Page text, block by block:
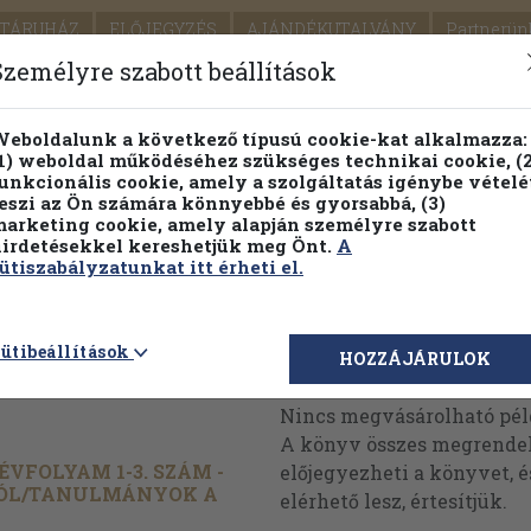
ELŐJEGYZÉS AJÁNDÉKUTALVÁNY
SEGÍTSÉG
PILLANATNYI ÁRAINK FENNTARTHATÓ
Részletes kereső Témaköri fa
1-3. SZÁM -
TANULMÁNYOK A
Megvásárolható
Nincs megvásárolható
A könyv összes
előjegyezheti a könyvet,
elérhető lesz, értesítjük.
szabott beállítások
a következő típusú cookie-kat alkalmazza:
weboldal működéséhez szükséges technikai cookie,
cookie, amely a szolgáltatás igénybe
az Ön számára könnyebbé és gyorsabbá, (3)
cookie, amely alapján személyre szabott
kereshetjük meg Önt. A
itt érheti el.
HOZZÁJÁRULOK